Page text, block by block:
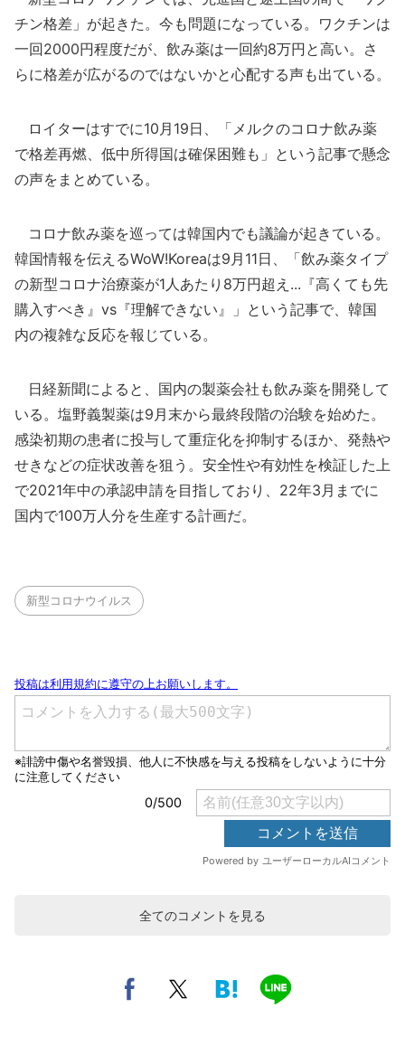
チン格差」が起きた。今も問題になっている。ワクチンは
一回2000円程度だが、飲み薬は一回約8万円と高い。さ
らに格差が広がるのではないかと心配する声も出ている。
ロイターはすでに10月19日、「メルクのコロナ飲み薬
で格差再燃、低中所得国は確保困難も」という記事で懸念
の声をまとめている。
コロナ飲み薬を巡っては韓国内でも議論が起きている。
韓国情報を伝えるWoW!Koreaは9月11日、「飲み薬タイプ
の新型コロナ治療薬が1人あたり8万円超え...『高くても先
購入すべき』vs『理解できない』」という記事で、韓国
内の複雑な反応を報じている。
日経新聞によると、国内の製薬会社も飲み薬を開発して
いる。塩野義製薬は9月末から最終段階の治験を始めた。
感染初期の患者に投与して重症化を抑制するほか、発熱や
せきなどの症状改善を狙う。安全性や有効性を検証した上
で2021年中の承認申請を目指しており、22年3月までに
国内で100万人分を生産する計画だ。
新型コロナウイルス
全てのコメントを見る